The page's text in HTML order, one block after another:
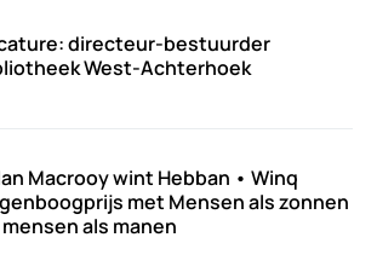
directeur-bestuurder
West-Achterhoek
Macrooy wint Hebban • Winq
met Mensen als zonnen
als manen